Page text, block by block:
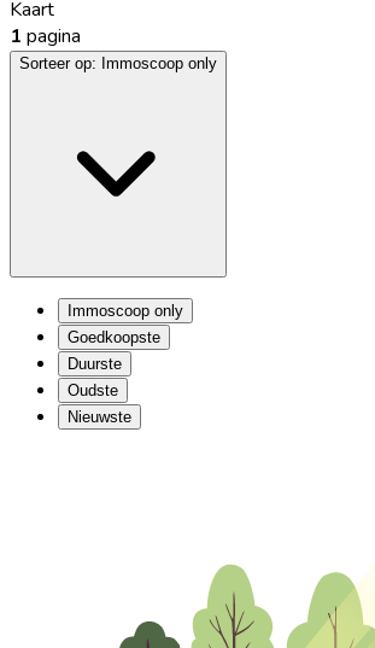
Kaart
1 pagina
Sorteer op: Immoscoop only
Immoscoop only
Goedkoopste
Duurste
Oudste
Nieuwste